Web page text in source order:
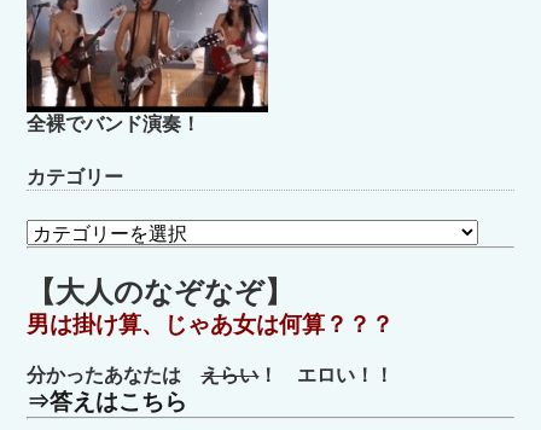
全裸でバンド演奏！
カテゴリー
カ
テ
ゴ
リ
ー
【大人のなぞなぞ】
男は掛け算、じゃあ女は何算？？？
分かったあなたはえらい！ エロい！！
⇒答えはこちら